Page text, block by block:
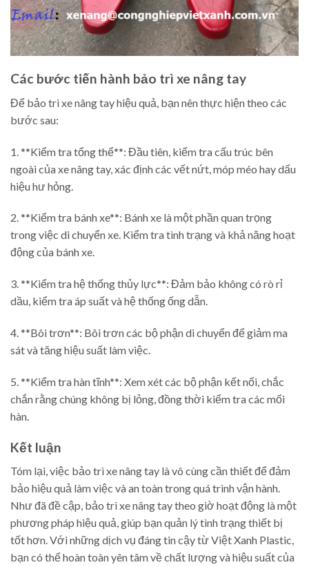
Các bước tiến hành bảo trì xe nâng tay
Để bảo trì xe nâng tay hiệu quả, bạn nên thực hiện theo các
bước sau:
1. **Kiểm tra tổng thể**: Đầu tiên, kiểm tra cấu trúc bên
ngoài của xe nâng tay, xác định các vết nứt, móp méo hay dấu
hiệu hư hỏng.
2. **Kiểm tra bánh xe**: Bánh xe là một phần quan trọng
trong việc di chuyển xe. Kiểm tra tình trạng và khả năng hoạt
động của bánh xe.
3. **Kiểm tra hệ thống thủy lực**: Đảm bảo không có rò rỉ
dầu, kiểm tra áp suất và hệ thống ống dẫn.
4. **Bôi trơn**: Bôi trơn các bộ phận di chuyển để giảm ma
sát và tăng hiệu suất làm việc.
5. **Kiểm tra hàn tĩnh**: Xem xét các bộ phận kết nối, chắc
chắn rằng chúng không bị lỏng, đồng thời kiểm tra các mối
hàn.
Kết luận
Tóm lại, việc bảo trì xe nâng tay là vô cùng cần thiết để đảm
bảo hiệu quả làm việc và an toàn trong quá trình vận hành.
Như đã đề cập, bảo trì xe nâng tay theo giờ hoạt động là một
phương pháp hiệu quả, giúp bạn quản lý tình trạng thiết bị
tốt hơn. Với những dịch vụ đáng tin cậy từ Việt Xanh Plastic,
bạn có thể hoàn toàn yên tâm về chất lượng và hiệu suất của